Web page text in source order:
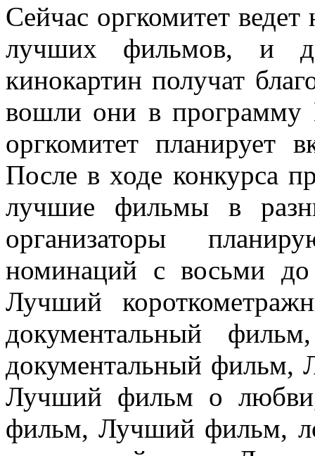
Сейчас оргкомитет
лучших фильмов, и
кинокартин получат
вошли они в программу
оргкомитет планирует
После в ходе конкурса
лучшие фильмы в
организаторы
номинаций с восьми
Лучший
документальный
документальный фильм,
Лучший фильм о
фильм, Лучший фильм,